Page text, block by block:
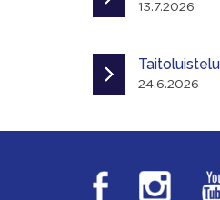
13.7.2026
24.6.2026